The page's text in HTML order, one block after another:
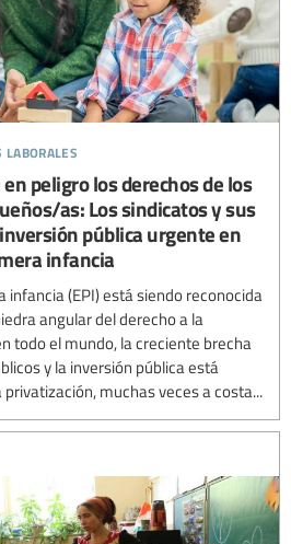
laborales
peligro los derechos de los
as: Los sindicatos y sus
pública urgente en
infancia
infancia (EPI) está siendo reconocida
angular del derecho a la
todo el mundo, la creciente brecha
y la inversión pública está
muchas veces a costa...